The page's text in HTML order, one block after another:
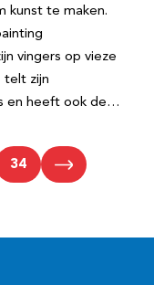
kunst te maken.
vingers op vieze
telt zijn
en heeft ook de…
34